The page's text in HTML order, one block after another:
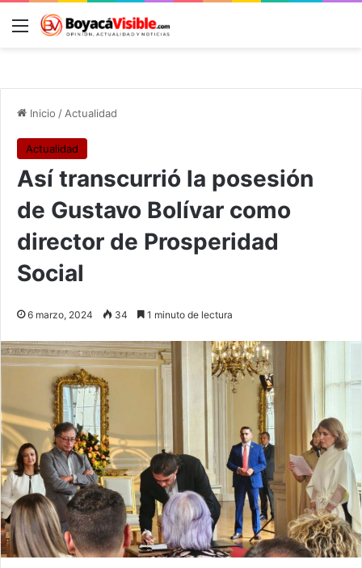
Menú
Inicio / Actualidad
Actualidad
Así transcurrió la posesión
de Gustavo Bolívar como
director de Prosperidad
Social
6 marzo, 2024 34 1 minuto de lectura